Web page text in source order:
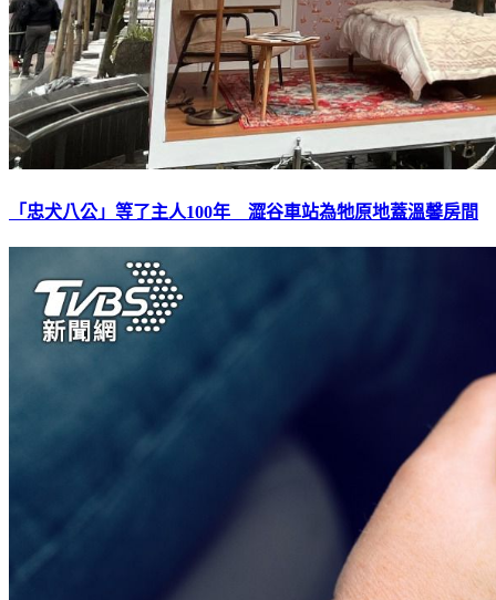
「忠犬八公」等了主人100年 澀谷車站為牠原地蓋溫馨房間